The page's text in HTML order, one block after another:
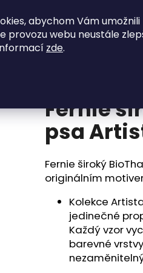
abychom Vám umožnili
provozu webu neustále
zde.
Vodítka Postroje
Fernie
psa
Fernie široký
originálním
Kolekce
jedinečné
Každý vzor
barevné
HLEDAT